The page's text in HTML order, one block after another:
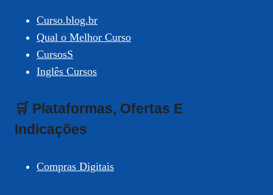
Curso.blog.br
Qual o Melhor Curso
CursosS
Inglês Cursos
🛒 Plataformas, Ofertas E
Indicações
Compras Digitais